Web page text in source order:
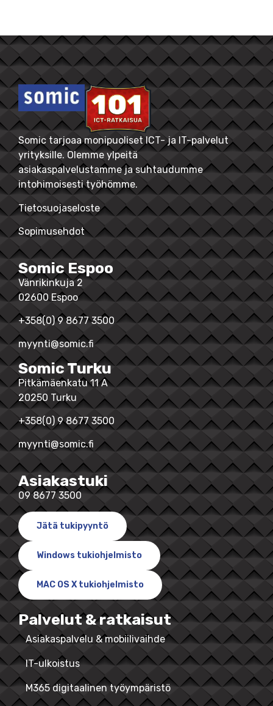
Somic tarjoaa monipuoliset ICT- ja IT-palvelut
yrityksille. Olemme ylpeitä
asiakaspalvelustamme ja suhtaudumme
intohimoisesti työhömme.
Tietosuojaseloste
Sopimusehdot
Somic Espoo
Vänrikinkuja 2
02600 Espoo
+358(0) 9 8677 3500
myynti@somic.fi
Somic Turku
Pitkämäenkatu 11 A
20250 Turku
+358(0) 9 8677 3500
myynti@somic.fi
Asiakastuki
09 8677 3500
Jätä tukipyyntö
Windows tukiohjelmisto
MAC OS X tukiohjelmisto
Palvelut & ratkaisut
Asiakaspalvelu & mobiilivaihde
IT-ulkoistus
M365 digitaalinen työympäristö